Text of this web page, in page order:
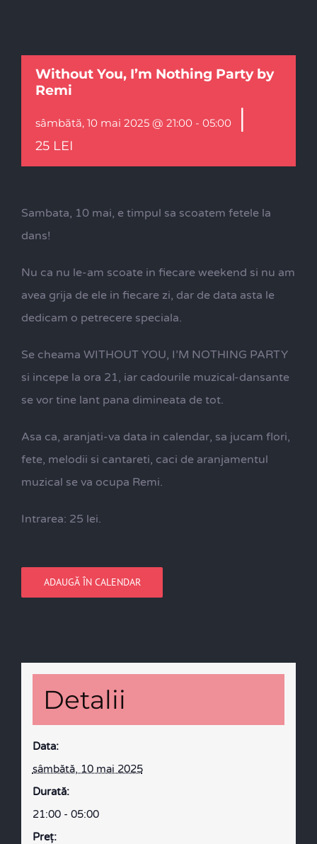
Without You, I’m Nothing Party by
Remi
sâmbătă, 10 mai 2025 @ 21:00 - 05:00 |
25 LEI
Sambata, 10 mai, e timpul sa scoatem fetele la
dans!
Nu ca nu le-am scoate in fiecare weekend si nu am
avea grija de ele in fiecare zi, dar de data asta le
dedicam o petrecere speciala.
Se cheama WITHOUT YOU, I’M NOTHING PARTY
si incepe la ora 21, iar cadourile muzical-dansante
se vor tine lant pana dimineata de tot.
Asa ca, aranjati-va data in calendar, sa jucam flori,
fete, melodii si cantareti, caci de aranjamentul
muzical se va ocupa Remi.
Intrarea: 25 lei.
ADAUGĂ ÎN CALENDAR
Detalii
Data:
sâmbătă, 10 mai 2025
Durată:
21:00 - 05:00
Preţ: